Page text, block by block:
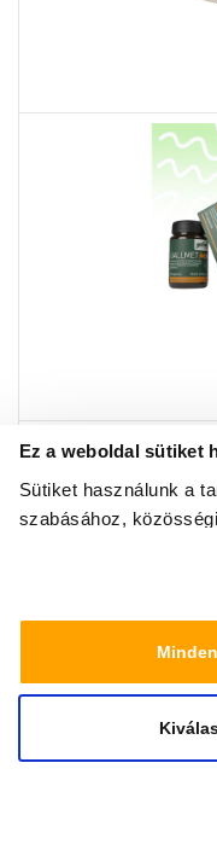
Ez a weboldal sütiket
Sütiket használunk a
szabásához,
média-, hirdető- és
amelyeket Ön adott
használt más